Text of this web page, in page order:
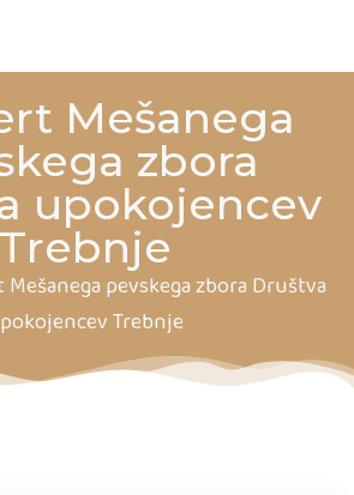
Mešanega
zbora
upokojencev
Trebnje
pevskega zbora Društva
Trebnje